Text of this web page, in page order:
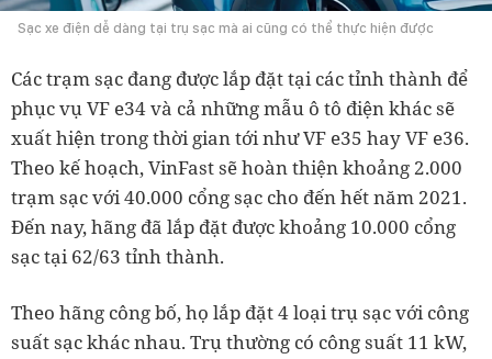
Sạc xe điện dễ dàng tại trụ sạc mà ai cũng có thể thực hiện được
Các trạm sạc đang được lắp đặt tại các tỉnh thành để
phục vụ VF e34 và cả những mẫu ô tô điện khác sẽ
xuất hiện trong thời gian tới như VF e35 hay VF e36.
Theo kế hoạch, VinFast sẽ hoàn thiện khoảng 2.000
trạm sạc với 40.000 cổng sạc cho đến hết năm 2021.
Đến nay, hãng đã lắp đặt được khoảng 10.000 cổng
sạc tại 62/63 tỉnh thành.
Theo hãng công bố, họ lắp đặt 4 loại trụ sạc với công
suất sạc khác nhau. Trụ thường có công suất 11 kW,